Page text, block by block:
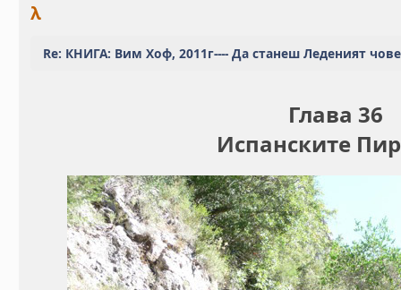
λ
Re: КНИГА: Вим Хоф, 2011г---- Да станеш Леденият
Глава 36
Испанските